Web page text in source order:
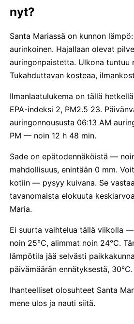
nyt?
Santa Mariassä on kunnon
aurinkoinen. Hajallaan olevat
auringonpaistetta. Ulkona tuntuu
Tukahduttavan kosteaa,
Ilmanlaatulukema on tällä
EPA-indeksi 2, PM2.5 23.
auringonnoususta 06:13 AM
PM — noin 12 h 48 min.
Sade on epätodennäköistä —
mahdollisuus, enintään 0 mm.
kotiin — pysyy kuivana. Se
tavanomaista elokuuta
Maria.
Ei suurta vaihtelua tällä viikolla
noin 25°C, alimmat noin 24°C.
lämpötila jää selvästi
päivämäärän ennätyksestä, 30°C.
Ihanteelliset olosuhteet Santa
mene ulos ja nauti siitä.